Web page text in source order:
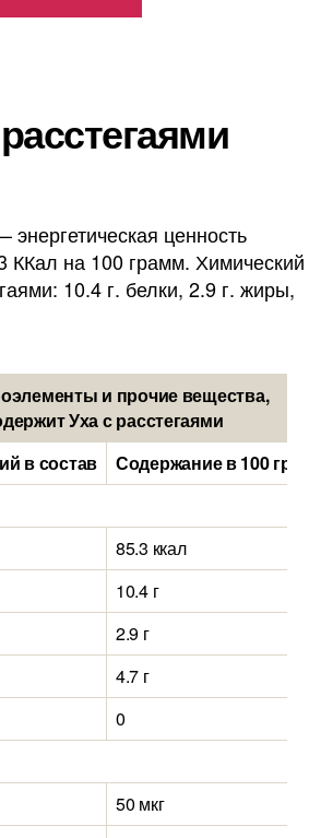
энергетическая ценность
ККал на 100 грамм. Химический
10.4 г. белки, 2.9 г. жиры,
и прочие вещества,
Уха с расстегаями
в состав
Содержание в 100
85.3 ккал
10.4 г
2.9 г
4.7 г
0
50 мкг